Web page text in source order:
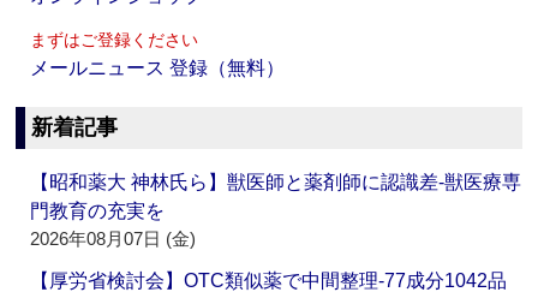
まずはご登録ください
メールニュース 登録（無料）
新着記事
【昭和薬大 神林氏ら】獣医師と薬剤師に認識差‐獣医療専
門教育の充実を
2026年08月07日 (金)
【厚労省検討会】OTC類似薬で中間整理‐77成分1042品